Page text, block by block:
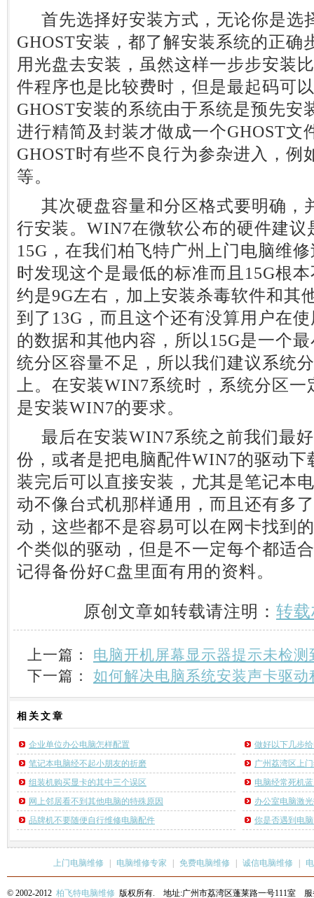
首先选择好安装方式，无论你是选
GHOST安装，都了解安装系统的正确
用光盘去安装，虽然这样一步步安装
件程序也是比较费时，但是最起码可
GHOST安装的系统由于系统是预先安
进行精简及封装才做成一个GHOST文
GHOST时有些不良行为参杂进入，例
等。
其次硬盘容量和分区格式要明确，
行安装。WIN7在微软公布的硬件建议
15G，在我们柏飞特广州上门电脑维
时发现这个是最低的标准而且15G根
约是9G左右，加上安装杀毒软件和其
到了13G，而且这个还有没算用户在
的数据和其他内容，所以15G是一个
统分区容量不足，所以我们建议系统
上。在安装WIN7系统时，系统分区
是安装WIN7的要求。
最后在安装WIN7系统之前我们最
份，或者是把电脑配件WIN7的驱动
装完后可以直接安装，尤其是笔记本
动不像台式机那样通用，而且还有多
动，这些都不是容易可以在网卡找到
个类似的驱动，但是不一定每个都适
记得备份好C盘里面有用的资料。
原创文章如转载请注明： 转
上一篇： 电脑开机屏幕显示器提示未检测
下一篇： 如何解决电脑系统安装声卡驱
相关 文章
企业单位办公电脑怎样配置
做好以下几步
笔记本电脑经不起小朋友的折磨
广州荔湾区上
组装机购买显卡的其中三个误区
电脑经常死机
网上邻居看不到其他电脑的特殊原因
办公室电脑激
品牌机不要随便自行维修电脑配件
你是否遇到电
上门电脑维修 电脑维修专家 免费电脑维修 诚信电脑维修
© 2002-2012 柏飞特电脑维修 版权所有. 地址:广州市荔湾区蓬莱路一号111室 服